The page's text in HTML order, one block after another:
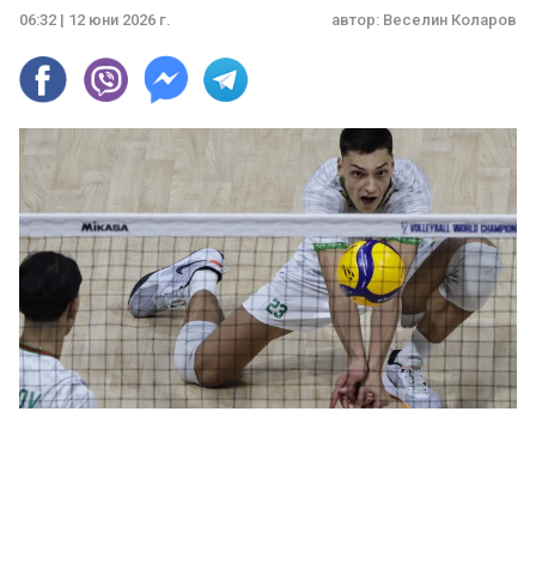
06:32 | 12 юни 2026 г. автор: Веселин Коларов